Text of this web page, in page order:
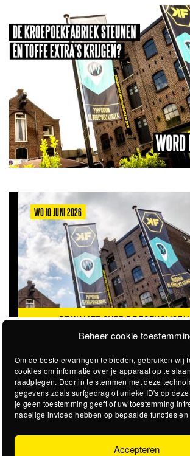
Beheer cookie
Om de beste ervaringen te bieden, gebruiken wij
cookies om informatie over je apparaat op te
raadplegen. Door in te stemmen met deze
gegevens zoals surfgedrag of unieke ID's op
je geen toestemming geeft of uw toestemming
nadelige invloed hebben op bepaalde functies
Accepteren
WO 10 JUNI 2026
DENK MEE OVER DE TOEKOMST
KROEPOEKFABRIEK